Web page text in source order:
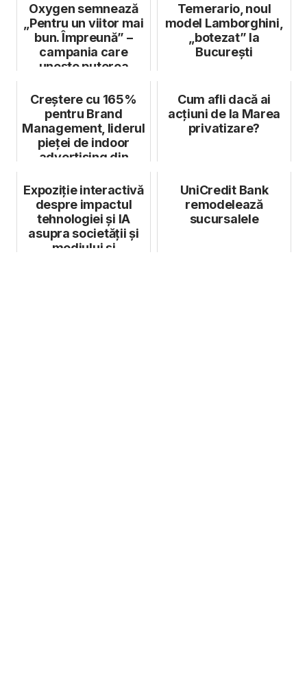
Oxygen semnează
„Pentru un viitor mai
bun. Împreună” –
campania care
unește puterea
Temerario, noul
model Lamborghini,
„botezat” la
București
Creștere cu 165%
pentru Brand
Management, liderul
pieței de indoor
advertising din
Cum afli dacă ai
acțiuni de la Marea
privatizare?
Expoziție interactivă
despre impactul
tehnologiei și IA
asupra societății și
mediului și
UniCredit Bank
remodelează
sucursalele